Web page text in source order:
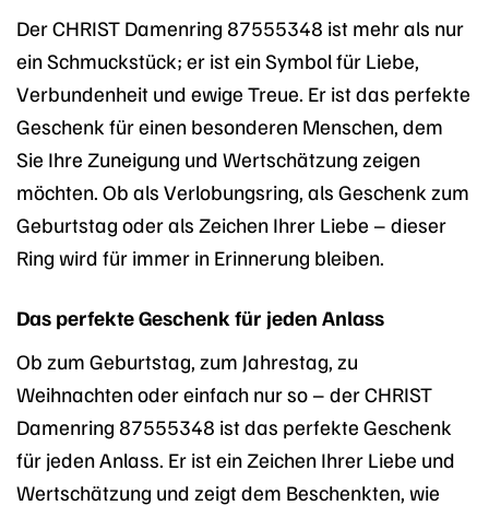
Der CHRIST Damenring 87555348 ist mehr als nur
ein Schmuckstück; er ist ein Symbol für Liebe,
Verbundenheit und ewige Treue. Er ist das perfekte
Geschenk für einen besonderen Menschen, dem
Sie Ihre Zuneigung und Wertschätzung zeigen
möchten. Ob als Verlobungsring, als Geschenk zum
Geburtstag oder als Zeichen Ihrer Liebe – dieser
Ring wird für immer in Erinnerung bleiben.
Das perfekte Geschenk für jeden Anlass
Ob zum Geburtstag, zum Jahrestag, zu
Weihnachten oder einfach nur so – der CHRIST
Damenring 87555348 ist das perfekte Geschenk
für jeden Anlass. Er ist ein Zeichen Ihrer Liebe und
Wertschätzung und zeigt dem Beschenkten, wie